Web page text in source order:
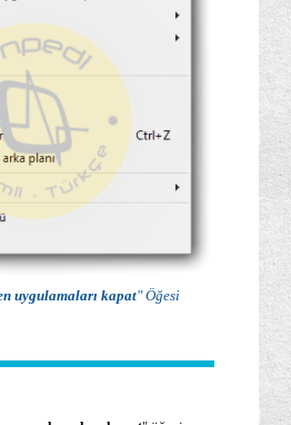
uygulamaları kapat" Öğesi